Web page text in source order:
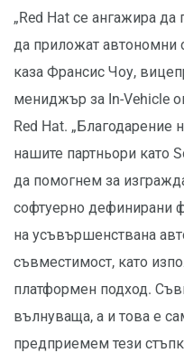
„Red Hat се ангажира
да приложат автономни
каза Франсис Чоу,
мениджър за In-Vehicle
Red Hat. „Благодарение
нашите партньори като
да помогнем за
софтуерно дефинирани
на усъвършенствана
съвместимост, като
платформен подход.
вълнуваща, а и това е
предприемем тези